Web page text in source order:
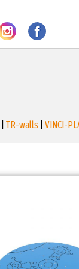
TR-walls VINCI-